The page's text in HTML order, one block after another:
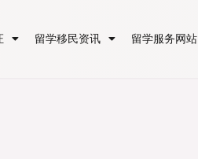
留学移民资讯 留学服务网站